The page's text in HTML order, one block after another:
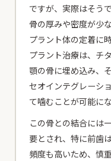
ですが、実際はそう
骨の厚みや密度が少
プラント体の定着に
プラント治療は、チ
顎の骨に埋め込み、
セオインテグレーシ
て噛むことが可能にな
この骨との結合には
要とされ、特に前歯
頻度も高いため、慎